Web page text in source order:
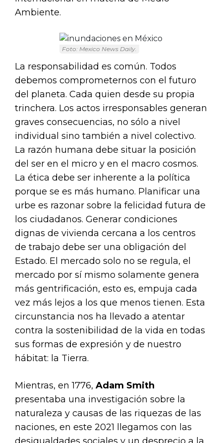
Ambiente.
Foto: Mexico News Daily.
La responsabilidad es común. Todos
debemos comprometernos con el futuro
del planeta. Cada quien desde su propia
trinchera. Los actos irresponsables generan
graves consecuencias, no sólo a nivel
individual sino también a nivel colectivo.
La razón humana debe situar la posición
del ser en el micro y en el macro cosmos.
La ética debe ser inherente a la política
porque se es más humano. Planificar una
urbe es razonar sobre la felicidad futura de
los ciudadanos. Generar condiciones
dignas de vivienda cercana a los centros
de trabajo debe ser una obligación del
Estado. El mercado solo no se regula, el
mercado por sí mismo solamente genera
más gentrificación, esto es, empuja cada
vez más lejos a los que menos tienen. Esta
circunstancia nos ha llevado a atentar
contra la sostenibilidad de la vida en todas
sus formas de expresión y de nuestro
hábitat: la Tierra.
Mientras, en 1776, Adam Smith
presentaba una investigación sobre la
naturaleza y causas de las riquezas de las
naciones, en este 2021 llegamos con las